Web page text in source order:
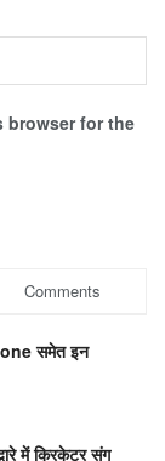
browser for the
Comments
समेत इन
में क्रिकेटर संग